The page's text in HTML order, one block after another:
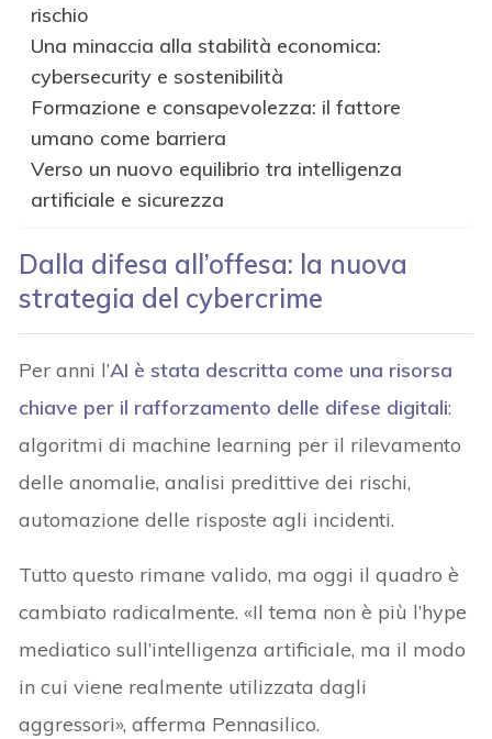
rischio
Una minaccia alla stabilità economica:
cybersecurity e sostenibilità
Formazione e consapevolezza: il fattore
umano come barriera
Verso un nuovo equilibrio tra intelligenza
artificiale e sicurezza
Dalla difesa all’offesa: la nuova
strategia del cybercrime
Per anni l’AI è stata descritta come una risorsa
chiave per il rafforzamento delle difese digitali:
algoritmi di machine learning per il rilevamento
delle anomalie, analisi predittive dei rischi,
automazione delle risposte agli incidenti.
Tutto questo rimane valido, ma oggi il quadro è
cambiato radicalmente. «Il tema non è più l’hype
mediatico sull’intelligenza artificiale, ma il modo
in cui viene realmente utilizzata dagli
aggressori», afferma Pennasilico.